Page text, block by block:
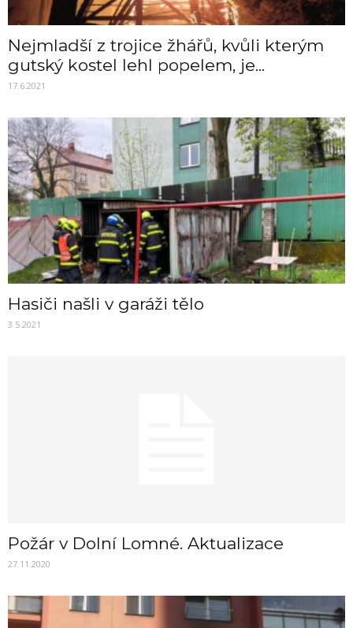
Nejmladší z trojice žhářů, kvůli kterým
gutský kostel lehl popelem, je...
17.6.2021
Hasiči našli v garáži tělo
3.5.2021
Požár v Dolní Lomné. Aktualizace
27.11.2020